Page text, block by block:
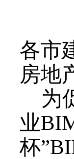
各市
房地
为
业
杯”